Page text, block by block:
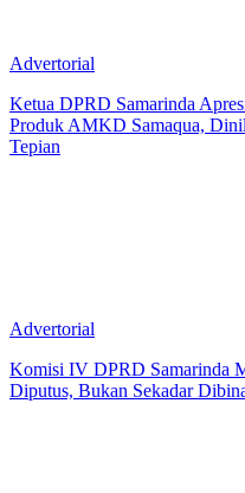
Advertorial
Ketua DPRD Samarinda
Produk AMKD Samaqua,
Tepian
Advertorial
Komisi IV DPRD Samarinda
Diputus, Bukan Sekadar